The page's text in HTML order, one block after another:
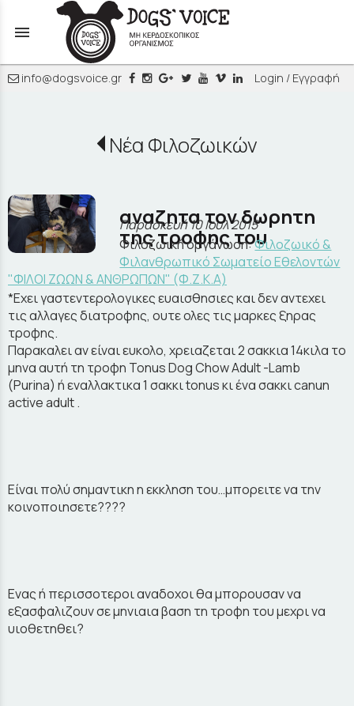
menu
info@dogsvoice.gr Login / Εγγραφή
Νέα Φιλοζωικών
αναζητα τον δωρητη
της τροφης του
Παρασκευή 10 Ιουλ 2015
Φιλοζωική οργάνωση:Φιλοζωικό &
Φιλανθρωπικό Σωματείο Εθελοντών
"ΦΙΛΟΙ ΖΩΩΝ & ΑΝΘΡΩΠΩΝ" (Φ.Ζ.Κ.Α)
*Εχει γαστεντερολογικες ευαισθησιες και δεν αντεχει
τις αλλαγες διατροφης, ουτε ολες τις μαρκες ξηρας
τροφης.
Παρακαλει αν είναι ευκολο, χρειαζεται 2 σακκια 14κιλα το
μηνα αυτή τη τροφη Tonus Dog Chow Adult -Lamb
(Purina) ή εναλλακτικα 1 σακκι tonus κι ένα σακκι canun
active adult .
Είναι πολύ σημαντικη η εκκληση του…μπορειτε να την
κοινοποιησετε????
Ενας ή περισσοτεροι αναδοχοι θα μπορουσαν να
εξασφαλιζουν σε μηνιαια βαση τη τροφη του μεχρι να
υιοθετηθει?